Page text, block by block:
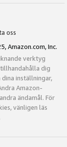
oss
Amazon.com, Inc.
verktyg
dig
inställningar,
Amazon-
ändamål. För
vänligen läs